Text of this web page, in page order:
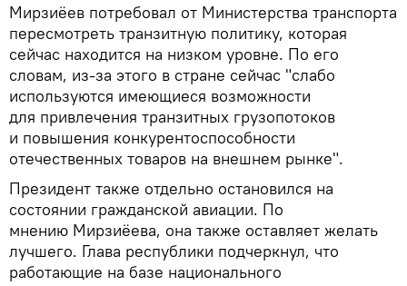
Мирзиёев потребовал от Министерства транспорта
пересмотреть транзитную политику, которая
сейчас находится на низком уровне. По его
словам, из-за этого в стране сейчас "слабо
используются имеющиеся возможности
для привлечения транзитных грузопотоков
и повышения конкурентоспособности
отечественных товаров на внешнем рынке".
Президент также отдельно остановился на
состоянии гражданской авиации. По
мнению Мирзиёева, она также оставляет желать
лучшего. Глава республики подчеркнул, что
работающие на базе национального